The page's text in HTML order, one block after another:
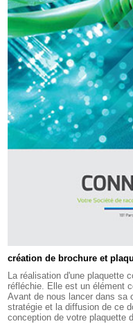
création de brochure et
La réalisation d'une plaquette
réfléchie. Elle est un élément
Avant de nous lancer dans sa
stratégie et la diffusion de ce
conception de votre plaquette